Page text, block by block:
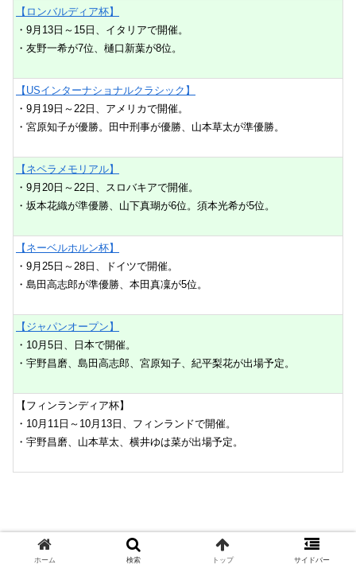
【ロンバルディア杯】
・9月13日～15日、イタリアで開催。
・友野一希が7位、樋口新葉が8位。
【USインターナショナルクラシック】
・9月19日～22日、アメリカで開催。
・宮原知子が優勝。田中刑事が優勝、山本草太が準優勝。
【ネペラメモリアル】
・9月20日～22日、スロバキアで開催。
・坂本花織が準優勝、山下真瑚が6位。須本光希が5位。
【ネーベルホルン杯】
・9月25日～28日、ドイツで開催。
・島田高志郎が準優勝、本田真凜が5位。
【ジャパンオープン】
・10月5日、日本で開催。
・宇野昌磨、島田高志郎、宮原知子、紀平梨花が出場予定。
【フィンランディア杯】
・10月11日～10月13日、フィンランドで開催。
・宇野昌磨、山本草太、横井ゆは菜が出場予定。
フィギュアスケート
ホーム 検索 トップ サイドバー